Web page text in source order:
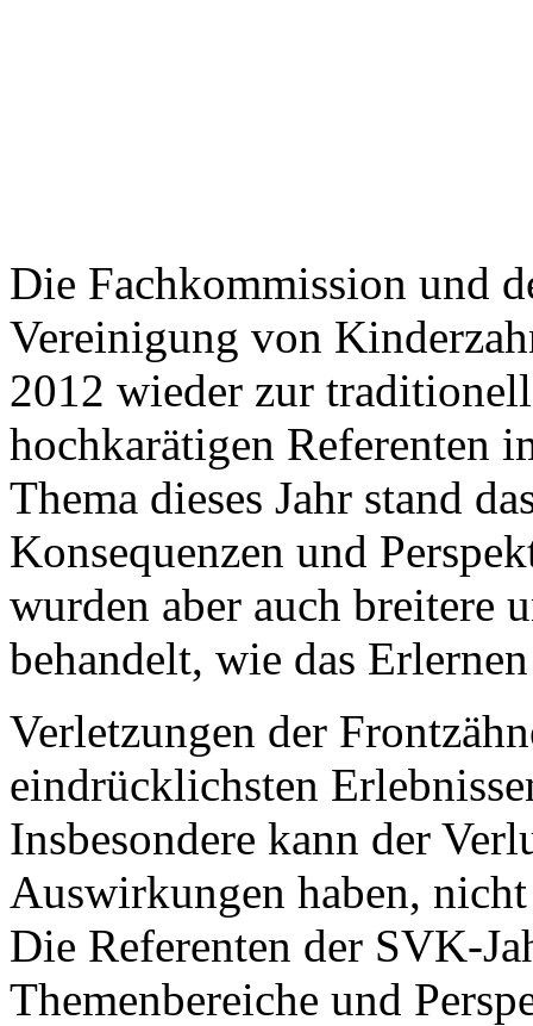
Die Fachkommission und
Vereinigung von
2012 wieder zur
hochkarätigen Referenten
Thema dieses Jahr stand
Konsequenzen und
wurden aber auch breitere
behandelt, wie das
Verletzungen der
eindrücklichsten
Insbesondere kann der
Auswirkungen haben,
Die Referenten der SVK-
Themenbereiche und